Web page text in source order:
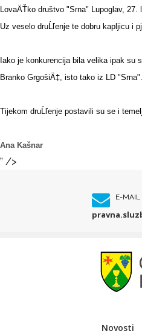
LovaÄŤko društvo "Srna" Lupoglav,
Uz veselo druĹľenje te dobru kapljicu i
Iako je konkurencija bila velika ipak su
Branko GrgošiÄ‡, isto tako iz LD "Srna".
Tijekom druĹľenje postavili su se i
Ana Kašnar
" />
E-MAIL
Novosti